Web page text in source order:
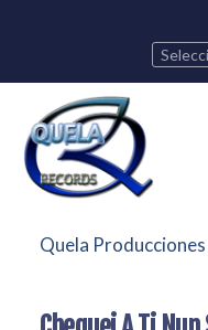
Quela Producciones